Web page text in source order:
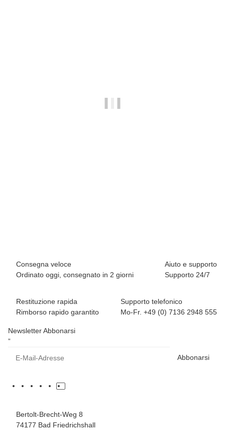
Consegna veloce
Ordinato oggi, consegnato in 2 giorni
Aiuto e supporto
Supporto 24/7
Restituzione rapida
Rimborso rapido garantito
Supporto telefonico
Mo-Fr. +49 (0) 7136 2948 555
Newsletter Abbonarsi
”
Abbonarsi
Bertolt-Brecht-Weg 8
74177 Bad Friedrichshall